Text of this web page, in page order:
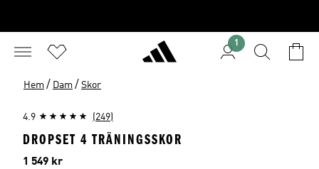
1
Hem / Dam / Skor
4.9 (249)
DROPSET 4 TRÄNINGSSKOR
Pris
1 549 kr